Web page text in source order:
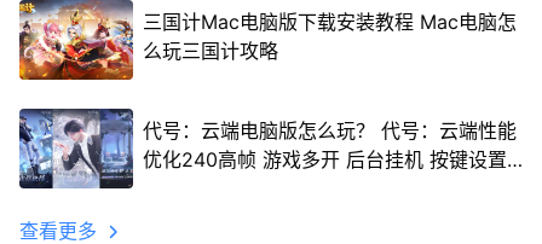
三国计Mac电脑版下载安装教程 Mac电脑怎
么玩三国计攻略
代号：云端电脑版怎么玩？ 代号：云端性能
优化240高帧 游戏多开 后台挂机 按键设置
查看更多